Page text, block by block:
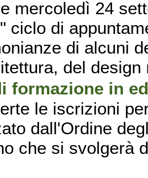
mercoledì 24
ciclo di
di alcuni
del
formazione in
le iscrizioni
dall'Ordine
che si svolgerà